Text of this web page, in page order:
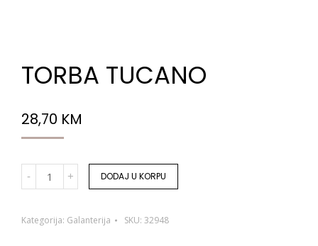
TORBA TUCANO
28,70 KM
DODAJ U KORPU
Kategorija: Galanterija SKU: 32948